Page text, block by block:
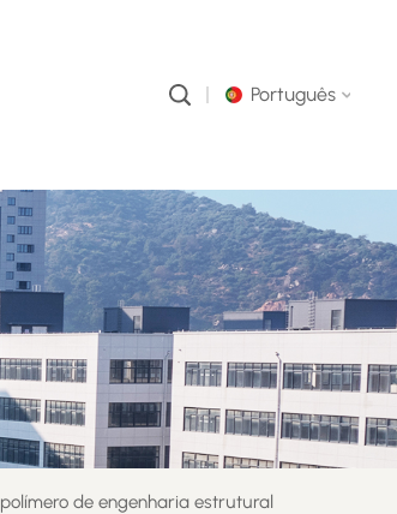
Português
English
русский
português
العربية
中文
polímero de engenharia estrutural